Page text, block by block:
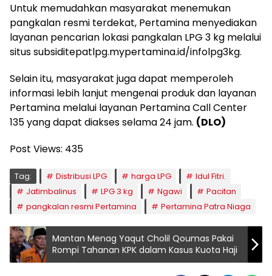
Untuk memudahkan masyarakat menemukan
pangkalan resmi terdekat, Pertamina menyediakan
layanan pencarian lokasi pangkalan LPG 3 kg melalui
situs subsiditepatlpg.mypertamina.id/infolpg3kg.
Selain itu, masyarakat juga dapat memperoleh
informasi lebih lanjut mengenai produk dan layanan
Pertamina melalui layanan Pertamina Call Center
135 yang dapat diakses selama 24 jam. (DLO)
Post Views: 435
Tag: Distribusi LPG harga LPG
Idul Fitri.
Jatimbalinus
LPG 3 kg Ngawi
Pacitan
pangkalan resmi Pertamina
Pertamina Patra Niaga
Mantan Menag Yaqut Cholil Qoumas Pakai
Rompi Tahanan KPK dalam Kasus Kuota Haji